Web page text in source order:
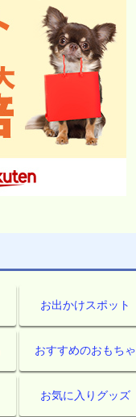
お出かけスポット
おすすめのおもちゃ
お気に入りグッズ